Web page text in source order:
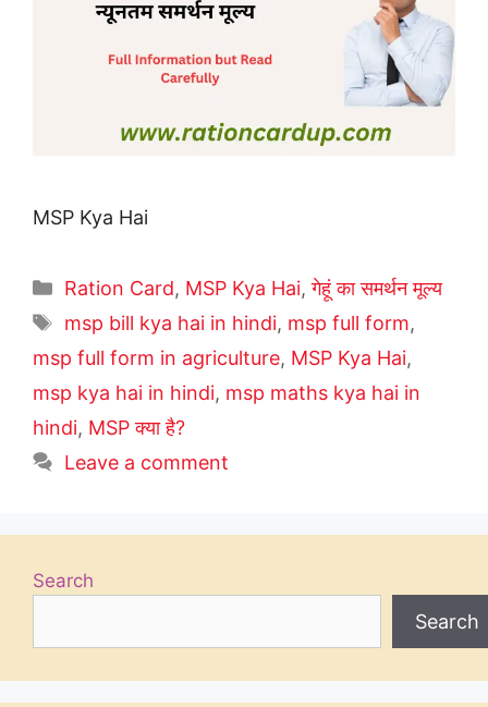
MSP Kya Hai
Categories
Ration Card, MSP Kya Hai,गेहूं का समर्थन मूल्य
Tags
msp bill kya hai in hindi, msp full form,
msp full form in agriculture, MSP Kya Hai,
msp kya hai in hindi, msp maths kya hai in
hindi, MSP क्या है?
Leave a comment
Search
Search